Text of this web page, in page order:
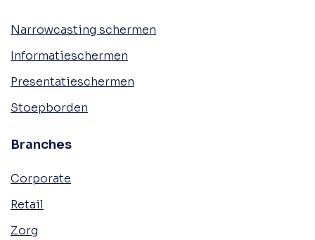
Narrowcasting schermen
Informatieschermen
Presentatieschermen
Stoepborden
Branches
Corporate
Retail
Zorg